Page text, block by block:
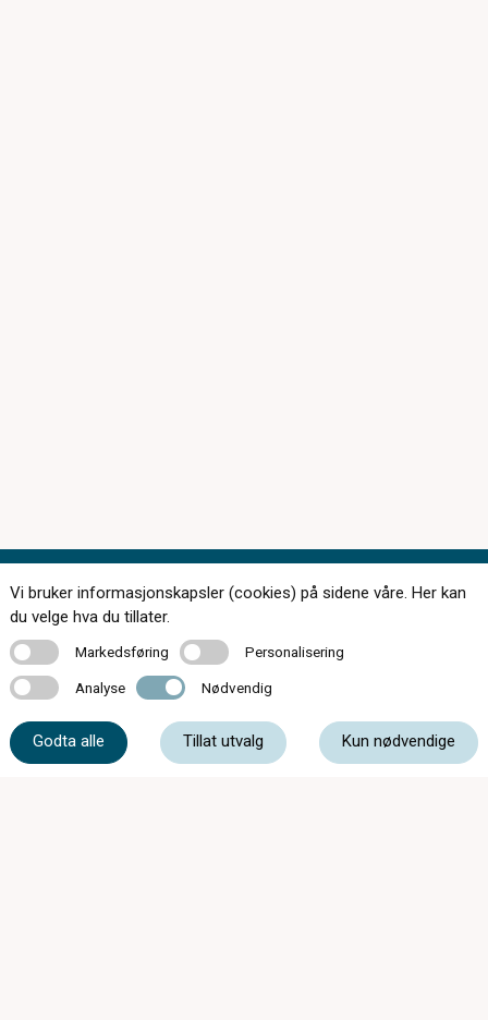
Kontakt oss
Vi bruker informasjonskapsler (cookies) på sidene våre. Her kan
du velge hva du tillater.
MarkedsføringMarkedsføring PersonaliseringPersonalisering
Analyse Analyse Nødvendig Nødvendig
Godta alle Tillat utvalg Kun nødvendige